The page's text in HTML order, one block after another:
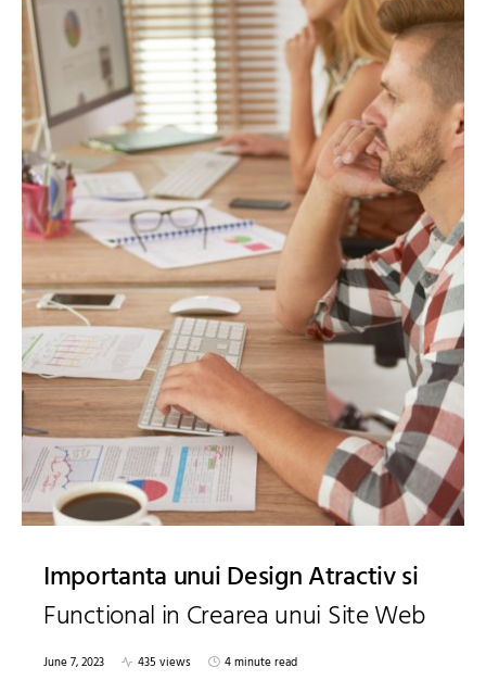
Importanta unui Design Atractiv si
Functional in Crearea unui Site Web
June 7, 2023 435 views 4 minute read